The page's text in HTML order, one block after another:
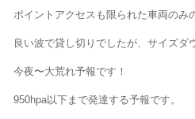
ポイントアクセスも限られた車両のみ
良い波で貸し切りでしたが、サイズダ
今夜〜大荒れ予報です！
950hpa以下まで発達する予報です。